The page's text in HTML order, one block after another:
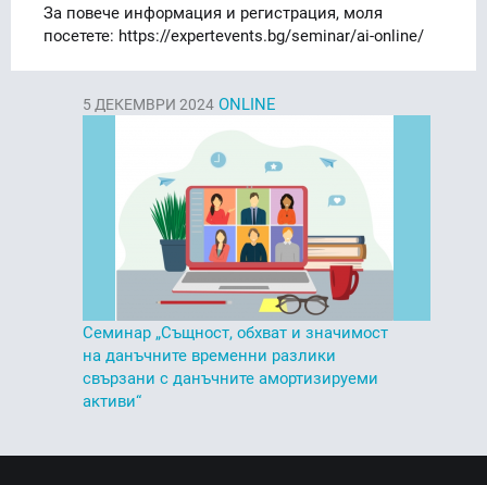
За повече информация и регистрация, моля
посетете: https://expertevents.bg/seminar/ai-online/
5 ДЕКЕМВРИ 2024 ONLINE
Семинар „Същност, обхват и значимост
на данъчните временни разлики
свързани с данъчните амортизируеми
активи“